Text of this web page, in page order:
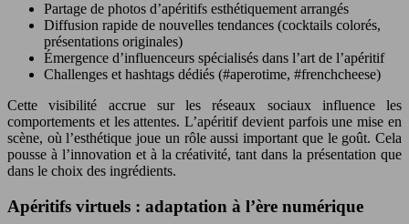
Partage de photos d’apéritifs esthétiquement arrangés
Diffusion rapide de nouvelles tendances (cocktails colorés,
présentations originales)
Émergence d’influenceurs spécialisés dans l’art de l’apéritif
Challenges et hashtags dédiés (#aperotime, #frenchcheese)
Cette visibilité accrue sur les réseaux sociaux influence les
comportements et les attentes. L’apéritif devient parfois une mise en
scène, où l’esthétique joue un rôle aussi important que le goût. Cela
pousse à l’innovation et à la créativité, tant dans la présentation que
dans le choix des ingrédients.
Apéritifs virtuels : adaptation à l’ère numérique